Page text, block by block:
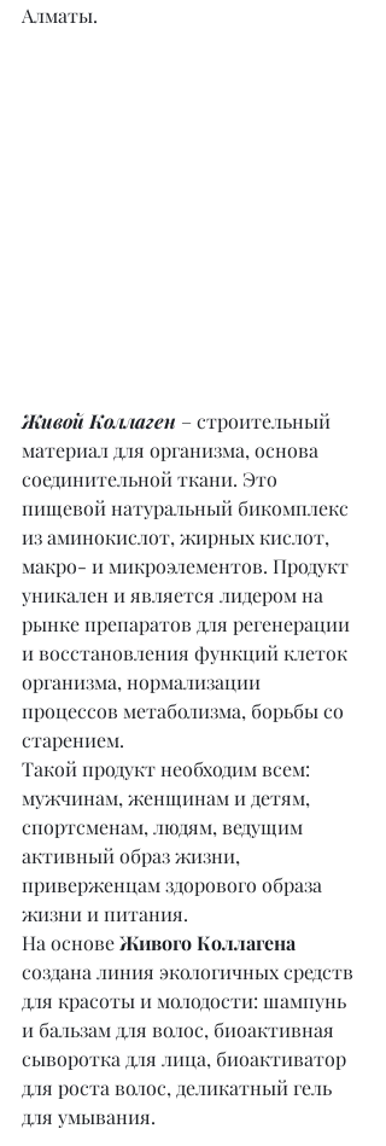
Алматы.
Живой Коллаген – строительный
материал для организма, основа
соединительной ткани. Это
пищевой натуральный бикомплекс
из аминокислот, жирных кислот,
макро- и микроэлементов. Продукт
уникален и является лидером на
рынке препаратов для регенерации
и восстановления функций клеток
организма, нормализации
процессов метаболизма, борьбы со
старением.
Такой продукт необходим всем:
мужчинам, женщинам и детям,
спортсменам, людям, ведущим
активный образ жизни,
приверженцам здорового образа
жизни и питания.
На основе Живого Коллагена
создана линия экологичных средств
для красоты и молодости: шампунь
и бальзам для волос, биоактивная
сыворотка для лица, биоактиватор
для роста волос, деликатный гель
для умывания.